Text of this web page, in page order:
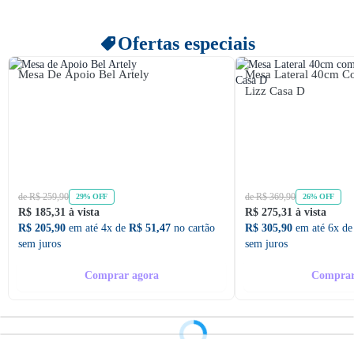
Ofertas especiais
Mesa De Apoio Bel Artely
de R$ 259,90 29% OFF
R$ 185,31 à vista
R$ 205,90 em até 4x de R$ 51,47 no cartão
sem juros
Comprar agora
Mesa Lateral 40cm
Lizz Casa D
de R$ 369,90 26% OFF
R$ 275,31 à vista
R$ 305,90 em até 6x
sem juros